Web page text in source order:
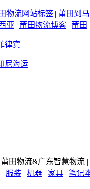
物流网站标签 | 莆田到
亚 | 莆田物流博客 | 莆田 |
律宾
尼海运
莆田物流&广东智慧物
| 服装 | 机器 | 家具 | 笔记